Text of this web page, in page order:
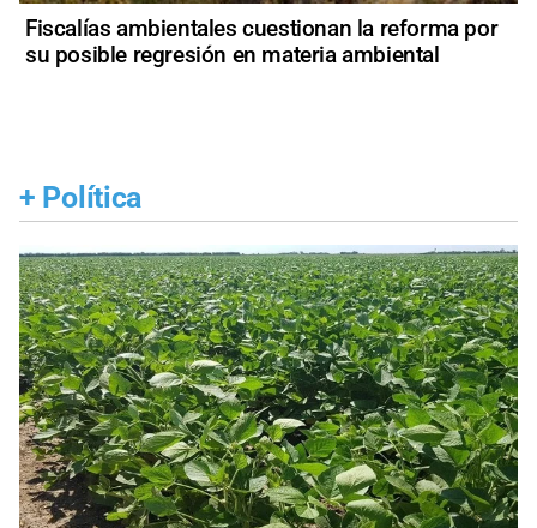
Fiscalías ambientales cuestionan la reforma por
su posible regresión en materia ambiental
+ Política